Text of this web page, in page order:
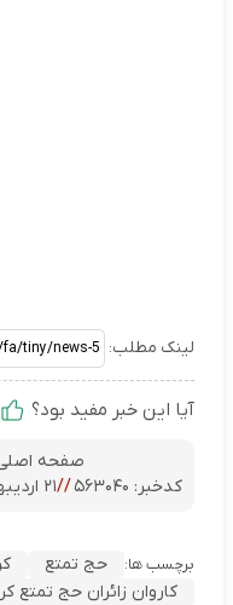
لینک مطلب:
آیا این خبر مفید بود؟
صفحه
کدخبر: ۵۶۳۰۴۰ //۲۱ اردیبهشت ۱۴۰۵
برچسب ها: حج تمتع
کاروان زائران حج تمتع